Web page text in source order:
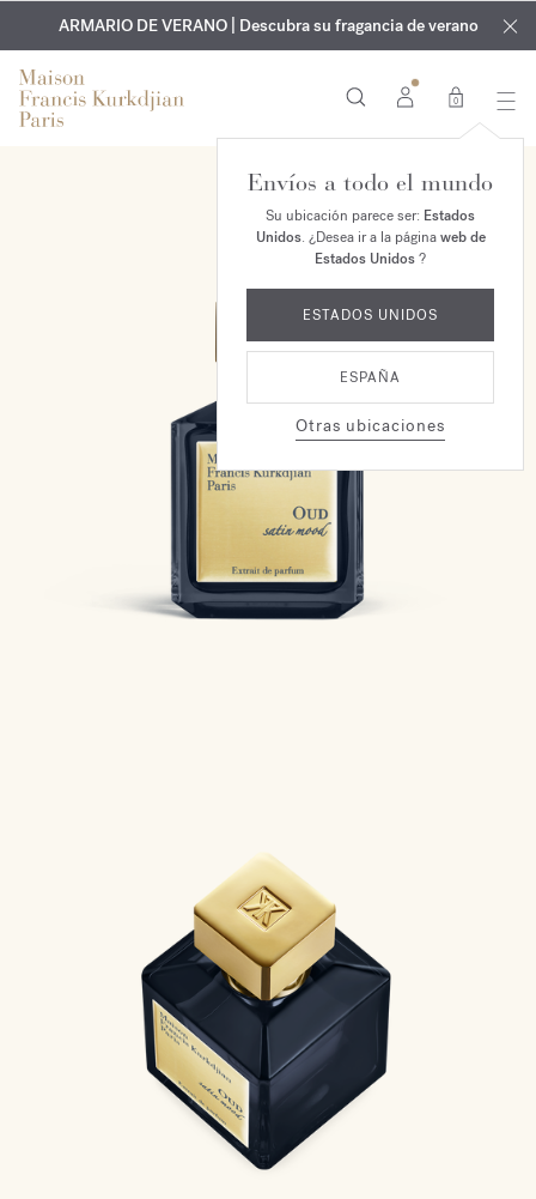
EXCLUSIVO | Descubra la nueva fragancia OUD
velvet mood
en su pedido*
GRABADO GRATUITO | En todas las fragancias y aceites
corporales hasta el 9 de agosto
ARMARIO DE VERANO | Descubra su fragancia de verano
0
Envíos a todo el mundo
Su ubicación parece ser: Estados
Unidos. ¿Desea ir a la páginaweb de
Estados Unidos?
ESTADOS UNIDOS
ESPAÑA
Otras ubicaciones